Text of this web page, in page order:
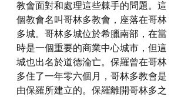
教會面對和處理這些棘手的問題。這
個教會名叫哥林多教會，座落在哥林
多城。哥林多城位於希臘南部，在當
時是一個重要的商業中心城市，但這
城也出名於道德淪亡。保羅曾在哥林
多住了一年零六個月，哥林多教會是
由保羅所建立的。保羅離開哥林多之